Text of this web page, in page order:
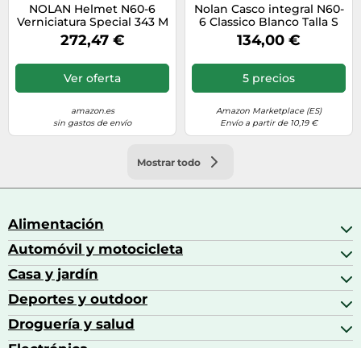
NOLAN Helmet N60-6
Verniciatura Special 343 M
272,47 €
Ver oferta
amazon.es
sin gastos de envío
Nolan Casco integral N60-
6 Classico Blanco Talla S
para hombre
134,00 €
5 precios
Amazon Marketplace (ES)
Envío a partir de 10,19 €
Mostrar todo
Alimentación
Bebidas
Bebidas espirituosas
Brandy
Café
Automóvil y motocicleta
Accesorios para coche
Aceite de motor y manutención
Aceites motor
Altavoces coche
Casa y jardín
Accesorios de hogar y cocina
Aires acondicionados
Artículos de decoración
Deportes y outdoor
Balones de fútbol
Droguería y salud